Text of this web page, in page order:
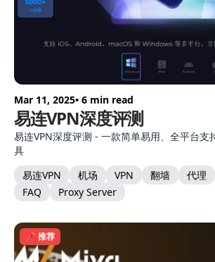
Mar 11, 2025• 6 min read
易连VPN深度评测
易连VPN深度评测 - 一款简单易用、全平台支
具
易连VPN
机场 VPN 翻墙 代理
FAQ
Proxy Server
📌 推荐